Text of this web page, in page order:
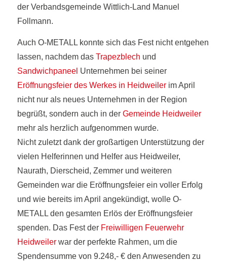
der Verbandsgemeinde Wittlich-Land Manuel
Follmann.
Auch O-METALL konnte sich das Fest nicht entgehen
lassen, nachdem das Trapezblech und
Sandwichpaneel Unternehmen bei seiner
Eröffnungsfeier des Werkes in Heidweilerim April
nicht nur als neues Unternehmen in der Region
begrüßt, sondern auch in derGemeinde Heidweiler
mehr als herzlich aufgenommen wurde.
Nicht zuletzt dank der großartigen Unterstützung der
vielen Helferinnen und Helfer aus Heidweiler,
Naurath, Dierscheid, Zemmer und weiteren
Gemeinden war die Eröffnungsfeier ein voller Erfolg
und wie bereits im April angekündigt, wolle O-
METALL den gesamten Erlös der Eröffnungsfeier
spenden. Das Fest der Freiwilligen Feuerwehr
Heidweilerwar der perfekte Rahmen, um die
Spendensumme von 9.248,- € den Anwesenden zu